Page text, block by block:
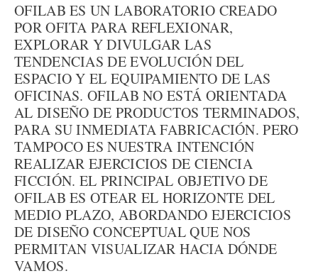
OFILAB ES UN LABORATORIO CREADO
POR OFITA PARA REFLEXIONAR,
EXPLORAR Y DIVULGAR LAS
TENDENCIAS DE EVOLUCIÓN DEL
ESPACIO Y EL EQUIPAMIENTO DE LAS
OFICINAS. OFILAB NO ESTÁ ORIENTADA
AL DISEÑO DE PRODUCTOS TERMINADOS,
PARA SU INMEDIATA FABRICACIÓN. PERO
TAMPOCO ES NUESTRA INTENCIÓN
REALIZAR EJERCICIOS DE CIENCIA
FICCIÓN. EL PRINCIPAL OBJETIVO DE
OFILAB ES OTEAR EL HORIZONTE DEL
MEDIO PLAZO, ABORDANDO EJERCICIOS
DE DISEÑO CONCEPTUAL QUE NOS
PERMITAN VISUALIZAR HACIA DÓNDE
VAMOS.